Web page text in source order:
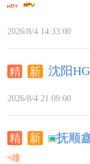
2026/8/4 14:33:00
沈阳
2026/8/4 21:09:00
抚顺
+2】